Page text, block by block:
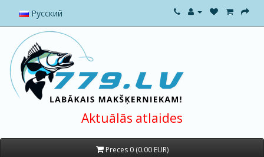
Русский
Aktuālās atlaides
Preces 0 (0.00 EUR)